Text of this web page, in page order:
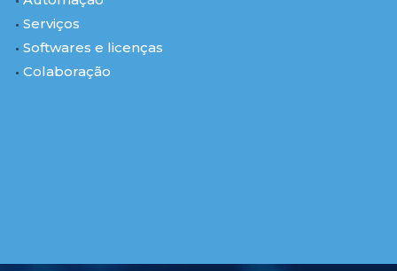
Serviços
Softwares e licenças
Colaboração